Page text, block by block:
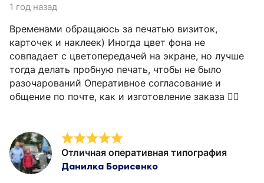
1 год назад
Временами обращаюсь за печатью визиток,
карточек и наклеек) Иногда цвет фона не
совпадает с цветопередачей на экране, но лучше
тогда делать пробную печать, чтобы не было
разочарований Оперативное согласование и
общение по почте, как и изготовление заказа 👍🏻
Отличная оперативная типография
Данилка Борисенко